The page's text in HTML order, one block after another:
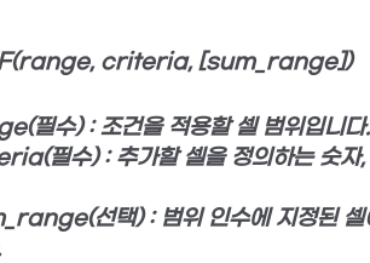
criteria, [sum_range])
필수) : 조건을 적용할 셀 범위입니다.
필수) : 추가할 셀을 정의하는 숫자,
선택) : 범위 인수에 지정된 셀